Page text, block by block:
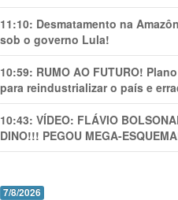
11:10: Desmatamento na
sob o governo Lula!
10:59: RUMO AO FUTURO!
para reindustrializar o país e
10:43: VÍDEO: FLÁVIO
DINO!!! PEGOU MEGA-
7/8/2026